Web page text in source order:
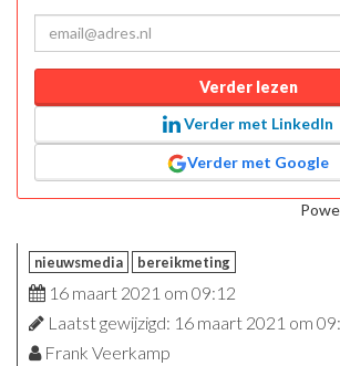
Verder lezen
Verder met LinkedIn
Verder met Google
nieuwsmedia bereikmeting
16 maart 2021 om 09:12
Laatst gewijzigd: 16 maart 2021 om
Frank Veerkamp